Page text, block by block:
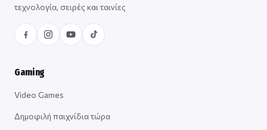
τεχνολογία, σειρές και ταινίες
Gaming
Video Games
Δημοφιλή παιχνίδια τώρα